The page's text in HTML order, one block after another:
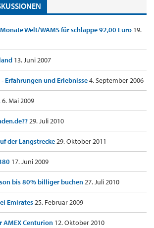
Welt/WAMS für schlappe 92,00 Euro 19.
13. Juni 2007
Erfahrungen und Erlebnisse4. September 2006
6. Mai 2009
29. Juli 2010
der Langstrecke29. Oktober 2011
17. Juni 2009
bis 80% billiger buchen27. Juli 2010
Emirates25. Februar 2009
AMEX Centurion 12. Oktober 2010